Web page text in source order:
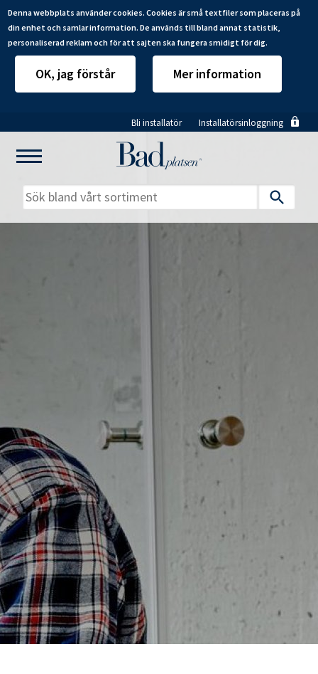
Denna webbplats använder cookies. Cookies är små textfiler som placeras på
din enhet och samlar information. De används till bland annat statistik,
personaliserad reklam och för att sajten ska fungera smidigt för dig.
OK, jag förstår Mer information
till
huvudinnehåll
Bli installatör Installatörsinloggning
Våra varumärken